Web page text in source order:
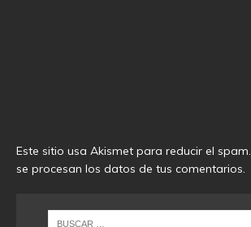
Este sitio usa Akismet para reducir el spam.
se procesan los datos de tus comentarios.